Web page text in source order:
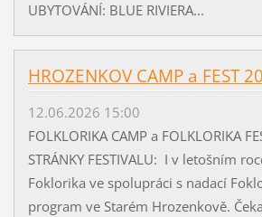
UBYTOVÁNÍ: BLUE RIVIERA...
HROZENKOV CAMP a FEST
12.06.2026 15:00
FOLKLORIKA CAMP a FOLKLORIKA
STRÁNKY FESTIVALU: I v letošním
Foklorika ve spolupráci s nadací
program ve Starém Hrozenkově.